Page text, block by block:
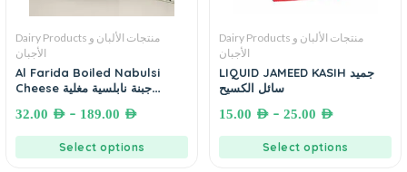
Dairy Products منتجات الألبان و
الأجبان
Al Farida Boiled Nabulsi
Cheese جبنة نابلسية مغلية
32.00 AED – 189.00 AED
Select options
Dairy Products منتجات الألبان و
الأجبان
LIQUID JAMEED KASIH جميد
سائل الكسيح
15.00 AED – 25.00 AED
Select options